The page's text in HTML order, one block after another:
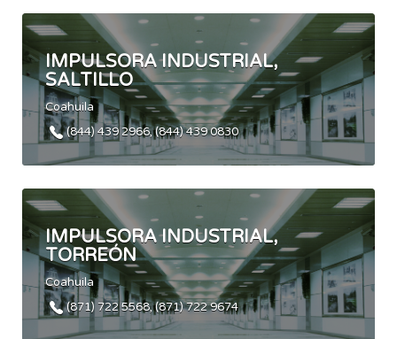
IMPULSORA INDUSTRIAL,
SALTILLO
Coahuila
(844) 439 2966, (844) 439 0830
IMPULSORA INDUSTRIAL,
TORREÓN
Coahuila
(871) 722 5568, (871) 722 9674